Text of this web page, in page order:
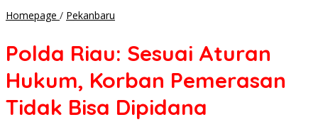
Homepage / Pekanbaru
Aturan
Korban
Tidak
Polda Riau: Sesuai Aturan
Hukum, Korban Pemerasan
Tidak Bisa Dipidana